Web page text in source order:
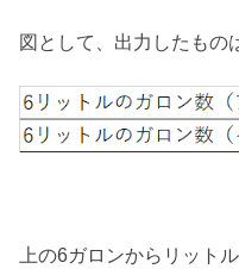
図として、出力したもの
上の6ガロンからリット